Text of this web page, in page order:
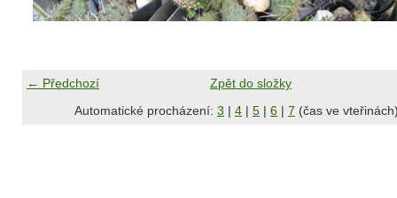
← Předchozí
Zpět do složky
Automatické procházení: 3 | 4 | 5 | 6 | 7 (čas ve